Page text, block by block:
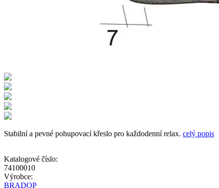
Stabilní a pevné pohupovací křeslo pro každodenní relax. celý popis
Katalogové číslo:
74100010
Výrobce:
BRADOP